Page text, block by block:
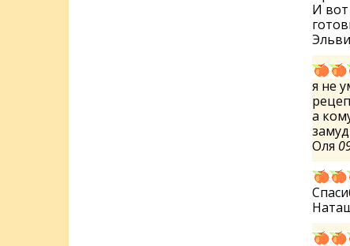
И
я не
а
Оля